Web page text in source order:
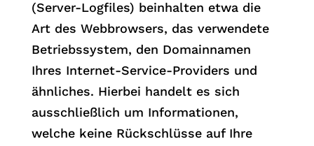
(Server-Logfiles) beinhalten etwa die
Art des Webbrowsers, das verwendete
Betriebssystem, den Domainnamen
Ihres Internet-Service-Providers und
ähnliches. Hierbei handelt es sich
ausschließlich um Informationen,
welche keine Rückschlüsse auf Ihre